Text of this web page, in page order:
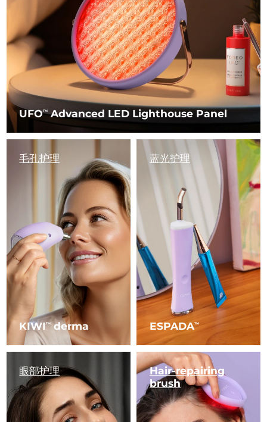
UFOTMAdvanced LED Lighthouse Panel
KIWITMderma
毛孔护理
ESPADATM
蓝光护理
眼部护理
Hair-repairing
brush